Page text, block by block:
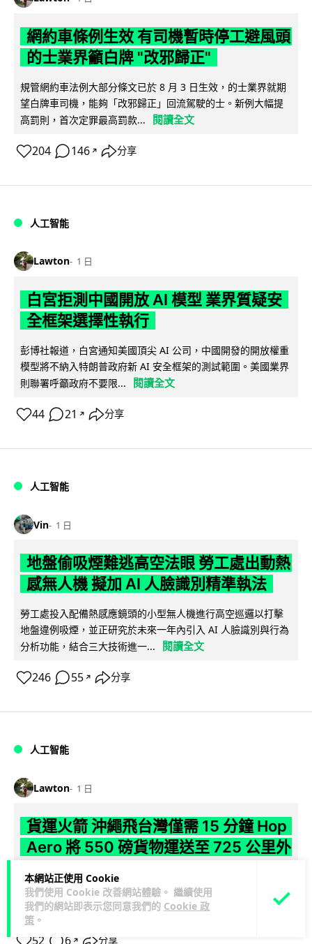
本網站正使用 Cookie
我們使用 Cookie 改善網站體驗。 繼續使用
我們的網站即表示您同意我們的 Cookie 政
策 。
網約車條例生效 有司機暫時停工避風頭
的士業界籲白牌 "改邪歸正"
規管網約車法例大部分條文已於 8 月 3 日生效，的士業界就期
望白牌車司機，能夠「改邪歸正」回流駕駛的士。新例大幅提
高罰則，首次定罪最高罰款...
閱讀全文
204 146 ↗ 分享
人工智能
Lawton 1 日
白宮拒測中國開放 AI 模型 業界質疑安
全框架選擇性執行
彭博社報道，白宮通知美國頂尖 AI 公司，中國開發的開放權重
模型將不納入特朗普政府新 AI 安全框架的測試範圍。美國業界
則聯署呼籲政府不要限...
閱讀全文
44 21 ↗ 分享
人工智能
Vin 1 日
地盤偷吸煙難逃高空法眼 勞工處出動熱
感無人機 擬加 AI 人臉識別精準執法
勞工處投入配備熱感應鏡頭的小型無人機進行高空巡邏以打擊
地盤違例吸煙，並正研究於未來一年內引入 AI 人臉識別與行為
分析功能，結合三大技術進一...
閱讀全文
246 55 ↗ 分享
人工智能
Lawton 1 日
貨運火箭 沖繩飛台灣僅需 15 分鐘 Hop
Aero 將 550 磅貨物運送至 725 公里外
【真正用火箭送貨】美國初創 Hop Aero 公開自動駕駛貨運火
箭，聲稱可在 15 分鐘內將 250 公斤物資投送 750 公里外，並
以沖繩... 閱讀全文
↗ 分享